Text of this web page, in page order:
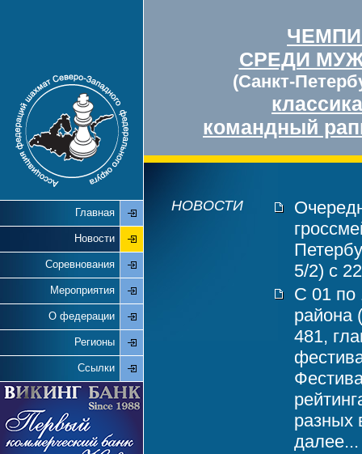
СРЕДИ
(Санкт-
классика
командный
Главная
Новости
Соревнования
Мероприятия
О федерации
Регионы
Ссылки
НОВОСТИ
5/2) с
С 01 по
района
481,
разных
далее...